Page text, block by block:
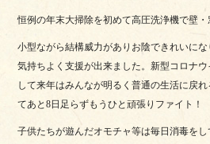
恒例の年末大掃除を初めて高圧洗浄機で壁・
小型ながら結構威力がありお陰できれいに
気持ちよく支援が出来ました。新型コロナ
して来年はみんなが明るく普通の生活に戻
てあと8日足らずもうひと頑張りファイト！
子供たちが遊んだオモチャ等は毎日消毒を